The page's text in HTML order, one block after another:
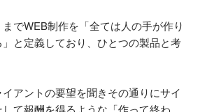
でWEB制作を「全ては人の手が作り
」と定義しており、ひとつの製品と考
アントの要望を聞きその通りにサイ
て報酬を得るような「作って終わ